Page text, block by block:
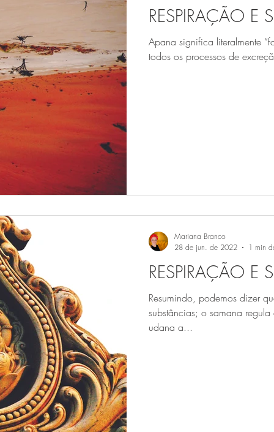
RESPIRAÇÃO E
Apana significa literalmente
todos os processos de
RESPIRAÇÃO E
Resumindo, podemos dizer
substâncias; o samana
udana a...
Mariana Branco
28 de jun. de 2022
1 min